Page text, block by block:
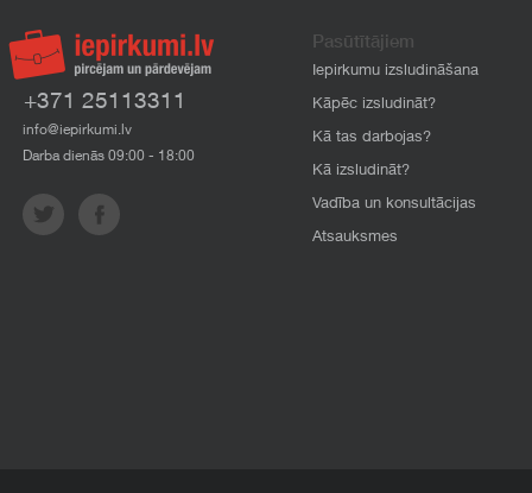
+371 25113311
info@iepirkumi.lv
Darba dienās 09:00 - 18:00
Pasūtītājiem
Iepirkumu izsludināšana
Kāpēc izsludināt?
Kā tas darbojas?
Kā izsludināt?
Vadība un konsultācijas
Atsauksmes